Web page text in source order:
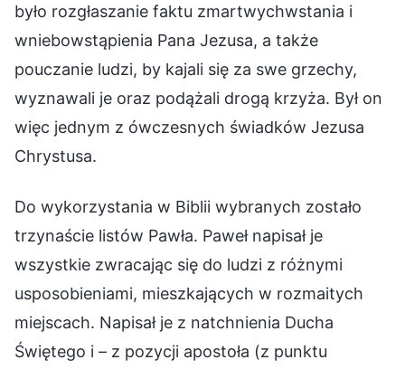
było rozgłaszanie faktu zmartwychwstania i
wniebowstąpienia Pana Jezusa, a także
pouczanie ludzi, by kajali się za swe grzechy,
wyznawali je oraz podążali drogą krzyża. Był on
więc jednym z ówczesnych świadków Jezusa
Chrystusa.
Do wykorzystania w Biblii wybranych zostało
trzynaście listów Pawła. Paweł napisał je
wszystkie zwracając się do ludzi z różnymi
usposobieniami, mieszkających w rozmaitych
miejscach. Napisał je z natchnienia Ducha
Świętego i – z pozycji apostoła (z punktu